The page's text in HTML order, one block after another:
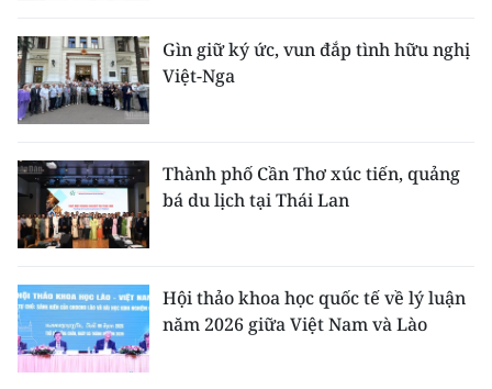
Gìn giữ ký ức, vun đắp tình hữu nghị
Việt-Nga
Thành phố Cần Thơ xúc tiến, quảng
bá du lịch tại Thái Lan
Hội thảo khoa học quốc tế về lý luận
năm 2026 giữa Việt Nam và Lào